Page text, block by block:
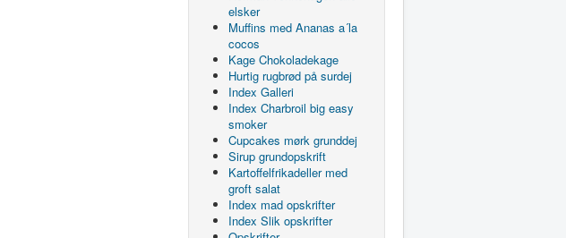
elsker
Muffins med Ananas a´la
cocos
Kage Chokoladekage
Hurtig rugbrød på surdej
Index Galleri
Index Charbroil big easy
smoker
Cupcakes mørk grunddej
Sirup grundopskrift
Kartoffelfrikadeller med
groft salat
Index mad opskrifter
Index Slik opskrifter